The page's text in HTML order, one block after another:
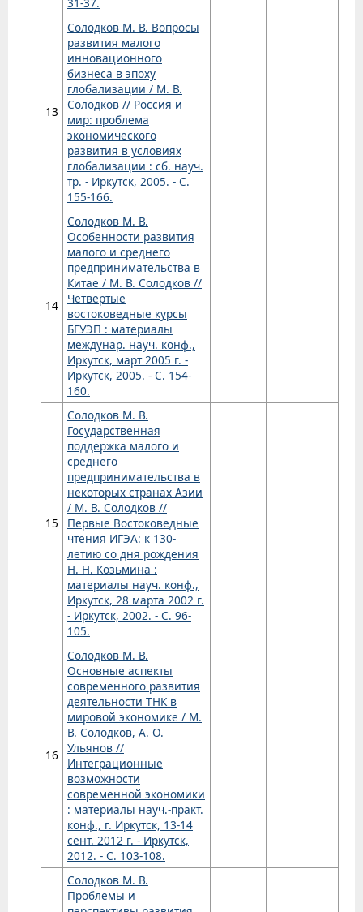
13
Солодков М. В. Вопросы
развития малого
инновационного
бизнеса в эпоху
глобализации / М. В.
Солодков // Россия и
мир: проблема
экономического
развития в условиях
глобализации : сб. науч.
тр. - Иркутск, 2005. - С.
155-166.
14
Солодков М. В.
Особенности развития
малого и среднего
предпринимательства в
Китае / М. В. Солодков //
Четвертые
востоковедные курсы
БГУЭП : материалы
междунар. науч. конф.,
Иркутск, март 2005 г. -
Иркутск, 2005. - С. 154-
160.
15
Солодков М. В.
Государственная
поддержка малого и
среднего
предпринимательства в
некоторых странах Азии
/ М. В. Солодков //
Первые Востоковедные
чтения ИГЭА: к 130-
летию со дня рождения
Н. Н. Козьмина :
материалы науч. конф.,
Иркутск, 28 марта 2002 г.
- Иркутск, 2002. - С. 96-
105.
16
Солодков М. В.
Основные аспекты
современного развития
деятельности ТНК в
мировой экономике / М.
В. Солодков, А. О.
Ульянов //
Интеграционные
возможности
современной экономики
: материалы науч.-практ.
конф., г. Иркутск, 13-14
сент. 2012 г. - Иркутск,
2012. - С. 103-108.
Солодков М. В.
Проблемы и